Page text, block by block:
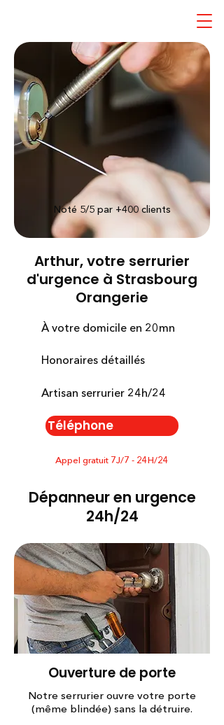
Noté 5/5 par +400 clients
Arthur, votre serrurier
d'urgence à Strasbourg
Orangerie
À votre domicile en 20mn
Honoraires détaillés
Artisan serrurier 24h/24
Téléphone
Appel gratuit 7J/7 - 24H/24
Dépanneur en urgence
24h/24
Ouverture de porte
Notre serrurier ouvre votre porte
(même blindée) sans la détruire.